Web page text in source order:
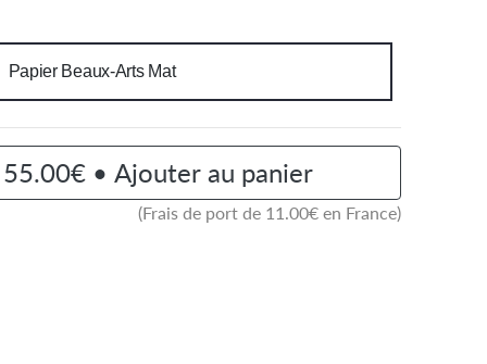
Papier Beaux-Arts Mat
55.00€ • Ajouter au panier
(Frais de port de 11.00€ en France)